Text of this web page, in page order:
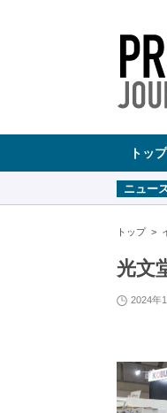
ア
ゲ
ン
トップ
ニュー
トップ
光文
2024年